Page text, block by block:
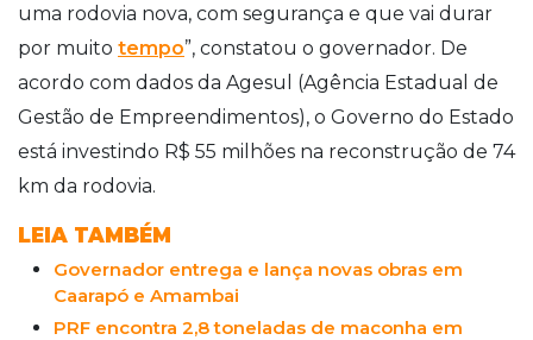
uma rodovia nova, com segurança e que vai durar
por muito tempo”, constatou o governador. De
acordo com dados da Agesul (Agência Estadual de
Gestão de Empreendimentos), o Governo do Estado
está investindo R$ 55 milhões na reconstrução de 74
km da rodovia.
LEIA TAMBÉM
Governador entrega e lança novas obras em
Caarapó e Amambai
PRF encontra 2,8 toneladas de maconha em